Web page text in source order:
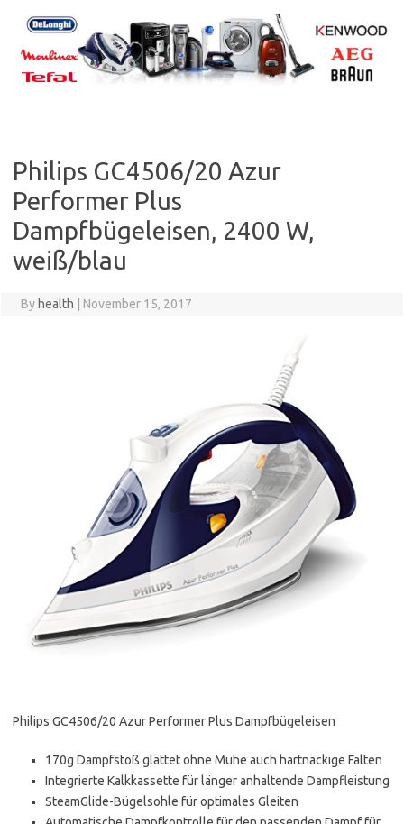
content
Philips GC4506/20 Azur
Performer Plus
Dampfbügeleisen, 2400 W,
weiß/blau
By health November 15, 2017
Philips GC4506/20 Azur Performer Plus Dampfbügeleisen
170g Dampfstoß glättet ohne Mühe auch hartnäckige Falten
Integrierte Kalkkassette für länger anhaltende Dampfleistung
SteamGlide-Bügelsohle für optimales Gleiten